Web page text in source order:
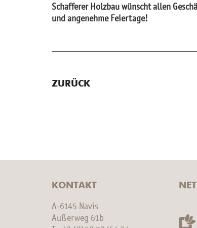
Schaf­fe­rer Holz­bau wünscht allen
und an­ge­neh­me Fei­er­ta­ge!
ZURÜCK
KONTAKT
A-6145 Navis
Außerweg 61b